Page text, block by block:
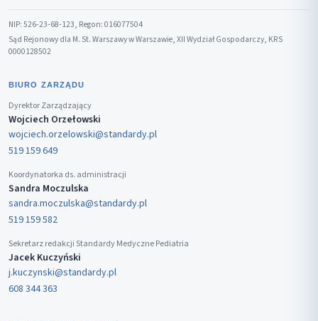
NIP: 526-23-68-123, Regon: 016077504
Sąd Rejonowy dla M. St. Warszawy w Warszawie, XII Wydział Gospodarczy, KRS
0000128502
BIURO ZARZĄDU
Dyrektor Zarządzający
Wojciech Orzełowski
wojciech.orzelowski@standardy.pl
519 159 649
Koordynatorka ds. administracji
Sandra Moczulska
sandra.moczulska@standardy.pl
519 159 582
Sekretarz redakcji Standardy Medyczne Pediatria
Jacek Kuczyński
j.kuczynski@standardy.pl
608 344 363